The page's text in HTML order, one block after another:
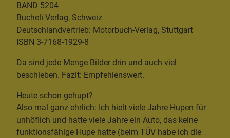
BAND 5204
Bucheli-Verlag, Schweiz
Deutschlandvertrieb: Motorbuch-Verlag, Stuttgart
ISBN 3-7168-1929-8
Da sind jede Menge Bilder drin und auch viel
beschieben. Fazit: Empfehlenswert.
Heute schon gehupt?
Also mal ganz ehrlich: Ich hielt viele Jahre Hupen für
unhöflich und hatte viele Jahre ein Auto, das keine
funktionsfähige Hupe hatte (beim TÜV habe ich die